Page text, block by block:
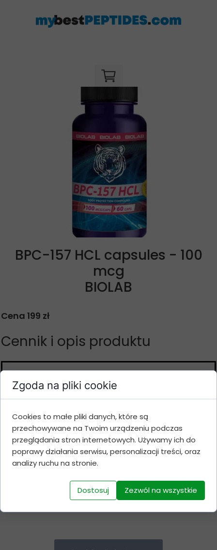
BPC-157 HCL capsules - 100
mcg
BIOLAB
Cena 199 zł
Cennik i opis produktu
Ilość
opakowań
Gramatura
100 mcg
3
5
60 capsules x
100 mcg
60 capsules x
100 mcg
194 zł
189 zł
582 zł
945 zł
Zgoda na pliki cookie
Cookies to małe pliki danych, które są
przechowywane na Twoim urządzeniu podczas
przeglądania stron internetowych. Używamy ich do
poprawy działania serwisu, personalizacji treści, oraz
analizy ruchu na stronie.
Dostosuj Zezwól na wszystkie